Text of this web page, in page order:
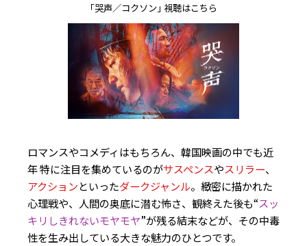
｢哭声／コクソン｣ 視聴はこちら
ロマンスやコメディはもちろん、韓国映画の中でも近
年 特に注目を集めているのがサスペンスやスリラー、
アクションといったダークジャンル。緻密に描かれた
心理戦や、人間の奥底に潜む怖さ、観終えた後も“スッ
キリしきれないモヤモヤ”が残る結末などが、その中毒
性を生み出している大きな魅力のひとつです。